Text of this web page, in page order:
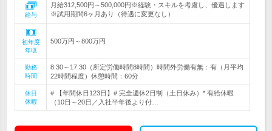
給与
月給312,500円～500,000円※経験・スキルを考慮し、優遇します
※試用期間6ヶ月あり（待遇に変更なし）
初年度
年収
500万円～800万円
勤務
時間
8:30～17:30（所定労働時間8時間）時間外労働有無：有（月平均
22時間程度）休憩時間：60分
休日
休暇
# 【年間休日123日】# 完全週休2日制（土日休み）* 有給休暇
（10日～20日／入社半年後より付…